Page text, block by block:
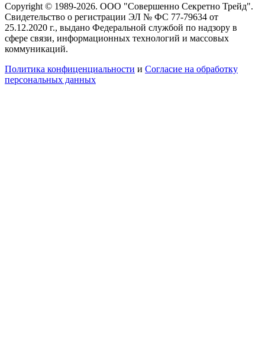
Copyright © 1989-2026. ООО "Совершенно Секретно Трейд".
Свидетельство о регистрации ЭЛ № ФС 77-79634 от
25.12.2020 г., выдано Федеральной службой по надзору в
сфере связи, информационных технологий и массовых
коммуникаций.
Политика конфиценциальности и Согласие на обработку
персональных данных